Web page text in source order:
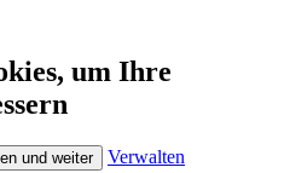
um Ihre
und weiter Verwalten